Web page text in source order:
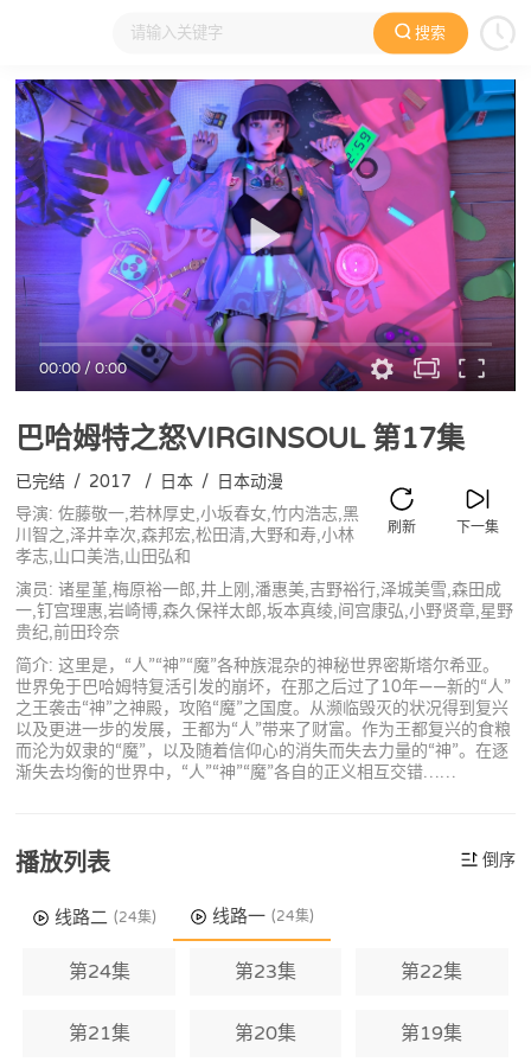
搜索
大家在看 日本动漫 国产动漫 欧美动漫 动漫电影
00:00/0:00
巴哈姆特之怒VIRGINSOUL第17集
下一集
刷新
已完结 / 2017 / 日本 / 日本动漫
导演: 佐藤敬一,若林厚史,小坂春女,竹内浩志,黑
川智之,泽井幸次,森邦宏,松田清,大野和寿,小林
孝志,山口美浩,山田弘和
演员: 诸星堇,梅原裕一郎,井上刚,潘惠美,吉野裕行,泽城美雪,森田成
一,钉宫理惠,岩崎博,森久保祥太郎,坂本真绫,间宫康弘,小野贤章,星野
贵纪,前田玲奈
简介: 这里是，“人”“神”“魔”各种族混杂的神秘世界密斯塔尔希亚。
世界免于巴哈姆特复活引发的崩坏，在那之后过了10年——新的“人”
之王袭击“神”之神殿，攻陷“魔”之国度。从濒临毁灭的状况得到复兴
以及更进一步的发展，王都为“人”带来了财富。作为王都复兴的食粮
而沦为奴隶的“魔”，以及随着信仰心的消失而失去力量的“神”。在逐
渐失去均衡的世界中，“人”“神”“魔”各自的正义相互交错……
播放列表 倒序
线路二 (24集) 线路一 (24集)
第24集 第23集 第22集
第21集 第20集 第19集